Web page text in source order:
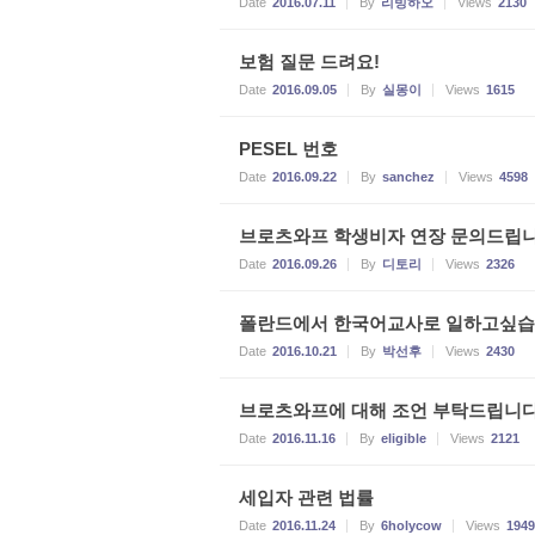
보험 질문 드려요!
Date 2016.09.05 By 실몽이 Views 1615
PESEL 번호
Date 2016.09.22 By sanchez Views 4598
브로츠와프 학생비자 연장 문의드립
Date 2016.09.26 By 디토리 Views 2326
폴란드에서 한국어교사로 일하고싶
Date 2016.10.21 By 박선후 Views 2430
브로츠와프에 대해 조언 부탁드립니
Date 2016.11.16 By eligible Views 2121
세입자 관련 법률
Date 2016.11.24 By 6holycow Views 1949